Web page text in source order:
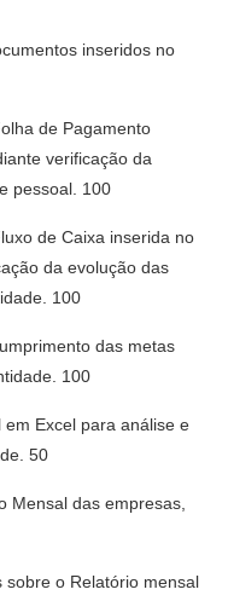
inseridos no
de Pagamento
verificação da
pessoal. 100
de Caixa inserida no
da evolução das
100
das metas
100
Excel para análise e
50
Mensal das empresas,
sobre o Relatório mensal